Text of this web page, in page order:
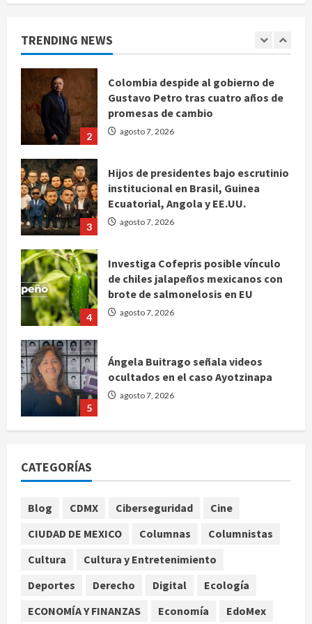
TRENDING NEWS
1
horario y canal para ver el partido
2
Colombia despide al gobierno de
Gustavo Petro tras cuatro años de
promesas de cambio
agosto 7, 2026
3
Hijos de presidentes bajo escrutinio
institucional en Brasil, Guinea
Ecuatorial, Angola y EE.UU.
agosto 7, 2026
4
Investiga Cofepris posible vínculo
de chiles jalapeños mexicanos con
brote de salmonelosis en EU
agosto 7, 2026
5
Ángela Buitrago señala videos
ocultados en el caso Ayotzinapa
agosto 7, 2026
Colombia despide al gobierno de
promesas de cambio
agosto 7, 2026
CATEGORÍAS
Blog CDMX Ciberseguridad
Cine
CIUDAD DE MEXICO
Columnas
Columnistas
Cultura
Cultura y Entretenimiento
Deportes
Derecho Digital
Ecología
ECONOMÍA Y FINANZAS
Economía EdoMex